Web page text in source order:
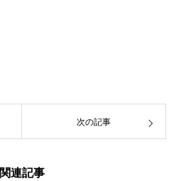
次の記事
関連記事